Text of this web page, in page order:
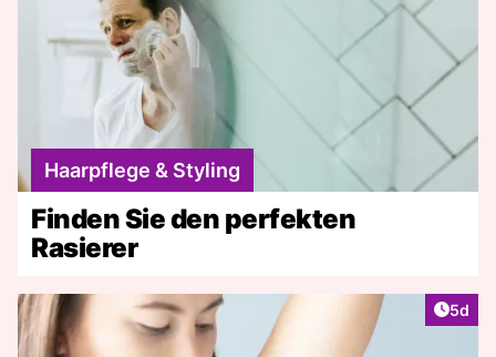
Haarpflege & Styling
Finden Sie den perfekten
Rasierer
5d